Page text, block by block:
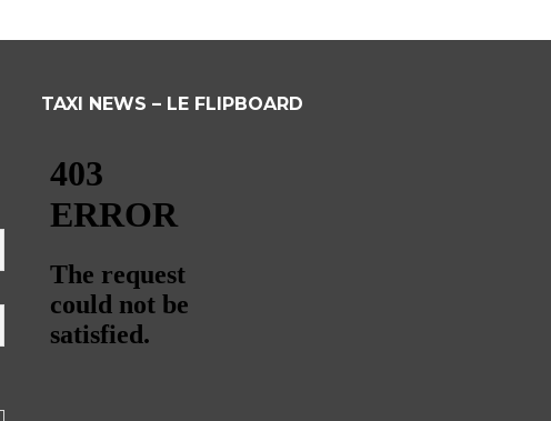
TAXI NEWS – LE FLIPBOARD